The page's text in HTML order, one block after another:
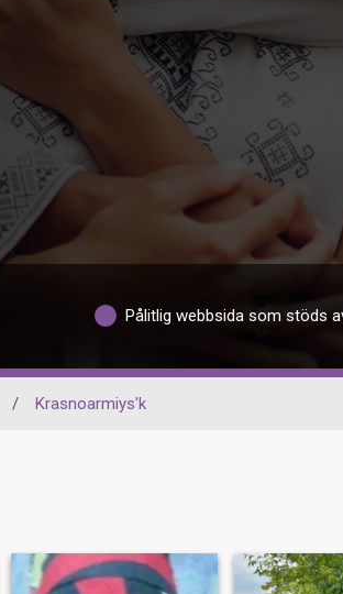
Pålitlig webbsida som stöds
/ Krasnoarmiys'k